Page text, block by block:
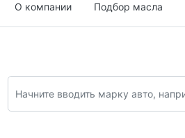
О компании Подбор масла